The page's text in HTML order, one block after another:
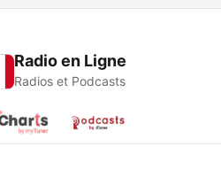
Radio en Ligne
Radios et Podcasts